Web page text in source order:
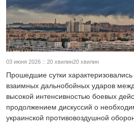
03 июня 2026 :: 20 хвилин20 хвилин
Прошедшие сутки
взаимных дальнобойных ударов
высокой интенсивностью боевых
продолжением дискуссий о
украинской противовоздушной